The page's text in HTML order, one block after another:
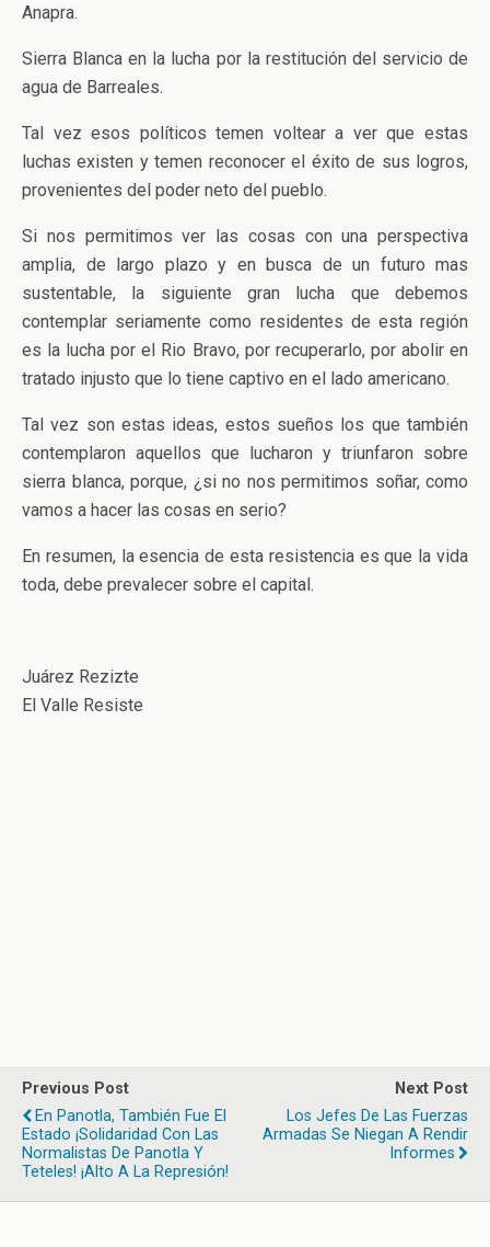
Anapra.
Sierra Blanca en la lucha por la restitución del servicio de
agua de Barreales.
Tal vez esos políticos temen voltear a ver que estas
luchas existen y temen reconocer el éxito de sus logros,
provenientes del poder neto del pueblo.
Si nos permitimos ver las cosas con una perspectiva
amplia, de largo plazo y en busca de un futuro mas
sustentable, la siguiente gran lucha que debemos
contemplar seriamente como residentes de esta región
es la lucha por el Rio Bravo, por recuperarlo, por abolir en
tratado injusto que lo tiene captivo en el lado americano.
Tal vez son estas ideas, estos sueños los que también
contemplaron aquellos que lucharon y triunfaron sobre
sierra blanca, porque, ¿si no nos permitimos soñar, como
vamos a hacer las cosas en serio?
En resumen, la esencia de esta resistencia es que la vida
toda, debe prevalecer sobre el capital.
Juárez Rezizte
El Valle Resiste
Previous Post
En Panotla, También Fue El
Estado ¡Solidaridad Con Las
Normalistas De Panotla Y
Teteles! ¡Alto A La Represión!
Next Post
Los Jefes De Las Fuerzas
Armadas Se Niegan A Rendir
Informes